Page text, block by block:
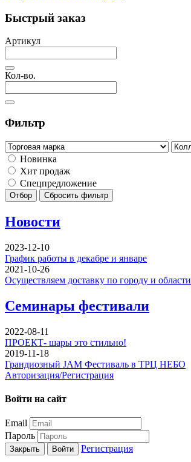
Быстрый заказ
Артикул
Кол-во.
Фильтр
Новинка
Хит продаж
Спецпредложение
Отбор Сбросить фильтр
Новости
2023-12-10
График работы в декабре и январе
2021-10-26
Осуществляем доставку по городу и области
Семинары фестивали
2022-08-11
ПРОЕКТ- шары это стильно!
2019-11-18
Грандиозный JAM Фестиваль в ТРЦ НЕБО
Авторизация/Регистрация
Войти на сайт
Email
Пароль
Закрыть Войти Регистрация